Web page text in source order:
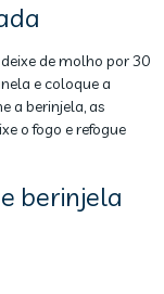
de molho por 30
e coloque a
a berinjela, as
o fogo e refogue
berinjela